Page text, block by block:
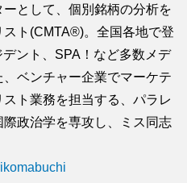
として、個別銘柄の分析を
ト(CMTA®)。全国各地で登
ント、SPA！など多数メデ
ベンチャー企業でマーケテ
ト業務を担当する、パラレ
政治学を専攻し、ミス同志